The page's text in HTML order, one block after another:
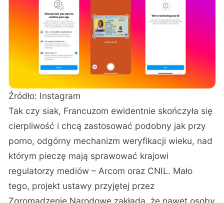
Źródło: Instagram
Tak czy siak, Francuzom ewidentnie skończyła się
cierpliwość i chcą zastosować podobny jak przy
porno, odgórny mechanizm weryfikacji wieku, nad
którym pieczę mają sprawować krajowi
regulatorzy mediów – Arcom oraz CNIL. Mało
tego, projekt ustawy przyjętej przez